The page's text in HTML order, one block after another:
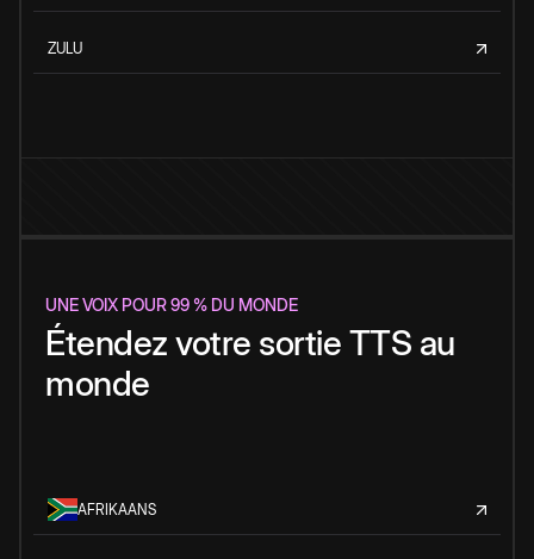
ZULU
UNE VOIX POUR 99 % DU MONDE
Étendez votre sortie TTS au
monde
AFRIKAANS